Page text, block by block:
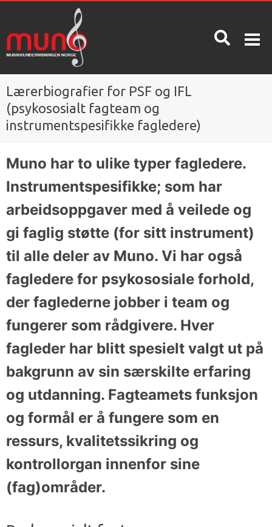
OM MUNO
Muno?
Våre
ansatte
Jobbe i
Muno
INFO
Betingelser
Skolerute
OSS
Spørsmål
og svar /
kunnskapsdatabase
Ta en gratis
prøvetime!
Bestill
gavekort!
Facebook
Instagram
LYST TIL Å
SATSE PÅ
MUSIKK?
ARRANGEMENTERRESSURSER
Lærerbiografier for PSF og IFL
(psykososialt fagteam og
instrumentspesifikke fagledere)
Muno har to ulike typer fagledere.
Instrumentspesifikke; som har
arbeidsoppgaver med å veilede og
gi faglig støtte (for sitt instrument)
til alle deler av Muno. Vi har også
fagledere for psykososiale forhold,
der faglederne jobber i team og
fungerer som rådgivere. Hver
fagleder har blitt spesielt valgt ut på
bakgrunn av sin særskilte erfaring
og utdanning. Fagteamets funksjon
og formål er å fungere som en
ressurs, kvalitetssikring og
kontrollorgan innenfor sine
(fag)områder.